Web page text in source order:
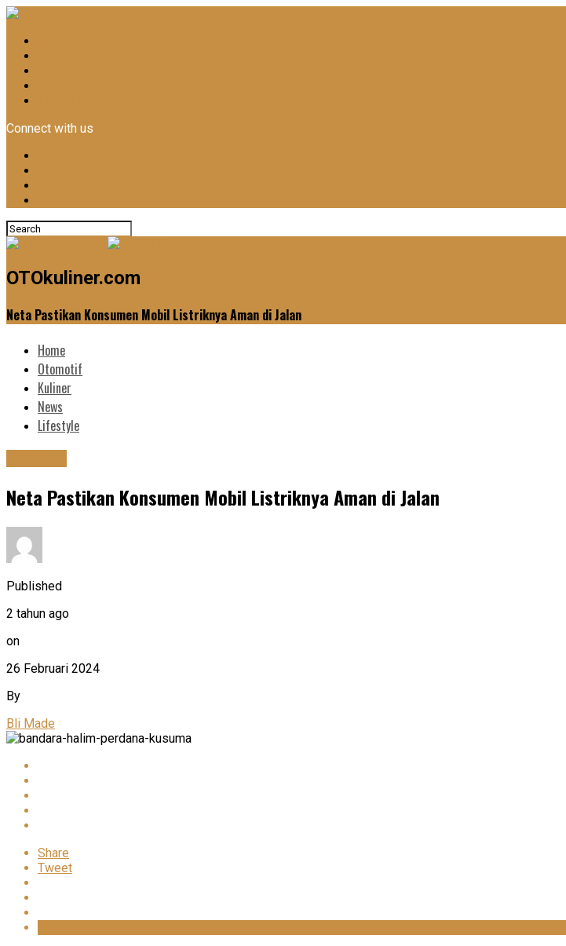
Connect with us
OTOkuliner.com
Neta Pastikan Konsumen Mobil Listriknya Aman di Jalan
Home
Otomotif
Kuliner
News
Lifestyle
Neta Pastikan Konsumen Mobil Listriknya Aman di Jalan
Published
2 tahun ago
on
26 Februari 2024
By
Bli Made
Share
Tweet